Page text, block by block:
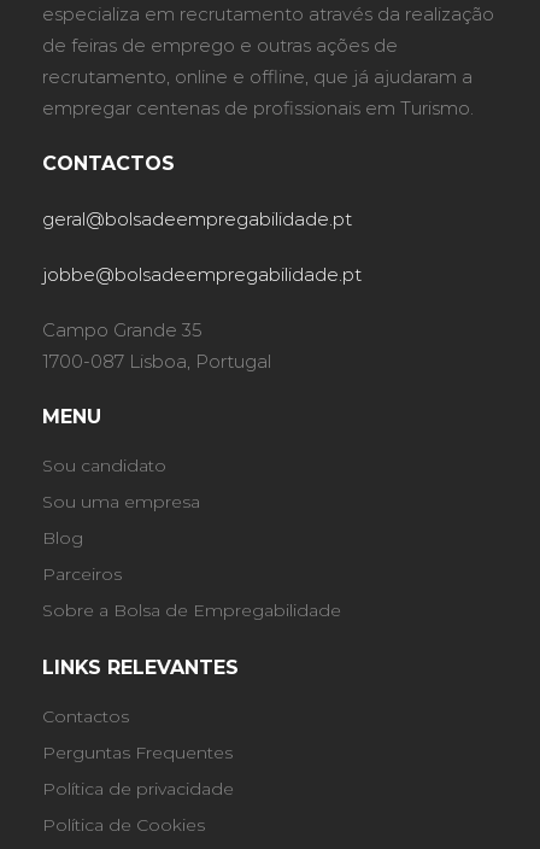
especializa em recrutamento através da realização
de feiras de emprego e outras ações de
recrutamento, online e offline, que já ajudaram a
empregar centenas de profissionais em Turismo.
CONTACTOS
geral@bolsadeempregabilidade.pt
jobbe@bolsadeempregabilidade.pt
Campo Grande 35
1700-087 Lisboa, Portugal
MENU
Sou candidato
Sou uma empresa
Blog
Parceiros
Sobre a Bolsa de Empregabilidade
LINKS RELEVANTES
Contactos
Perguntas Frequentes
Política de privacidade
Política de Cookies